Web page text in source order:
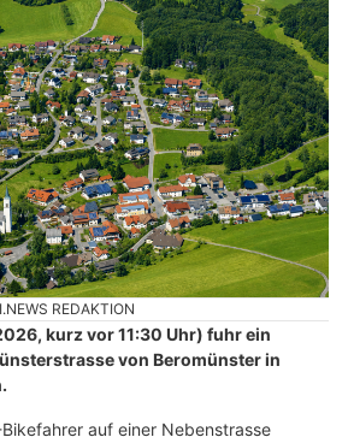
REDAKTION
kurz vor 11:30 Uhr) fuhr ein
von Beromünster in
auf einer Nebenstrasse